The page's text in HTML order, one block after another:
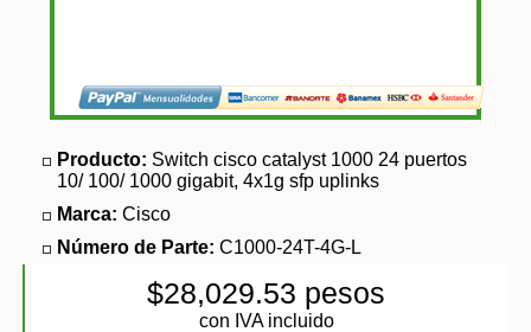
Producto: Switch cisco catalyst 1000 24 puertos
10/ 100/ 1000 gigabit, 4x1g sfp uplinks
Marca: Cisco
Número de Parte: C1000-24T-4G-L
$28,029.53 pesos
con IVA incluido